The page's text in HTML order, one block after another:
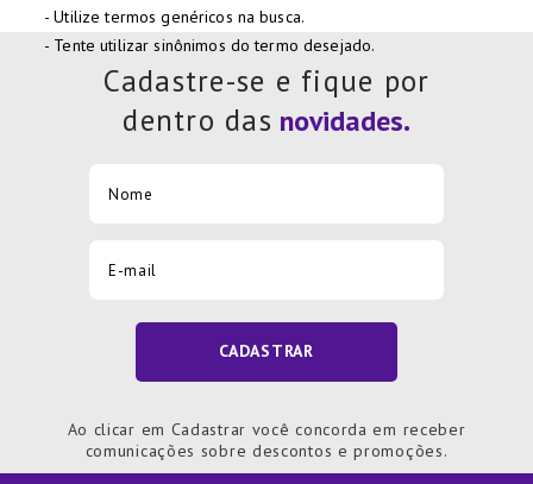
Utilize termos genéricos na busca.
Tente utilizar sinônimos do termo desejado.
Cadastre-se e fique por
dentro das
CADASTRAR
Ao clicar em Cadastrar você concorda em receber
comunicações sobre descontos e promoções.
8 º
Tapete
º
Aparelho Jantar
Lixeira